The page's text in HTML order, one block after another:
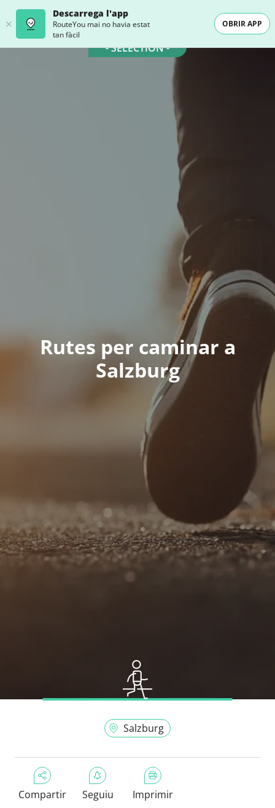
Descarrega l'app
RouteYou mai no havia estat
tan fàcil
OBRIR APP
- SELECTION -
Rutes per caminar a
Salzburg
Salzburg
Compartir Seguiu Imprimir